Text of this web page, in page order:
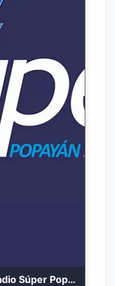
Radio Súper Popayán en vivo 2023